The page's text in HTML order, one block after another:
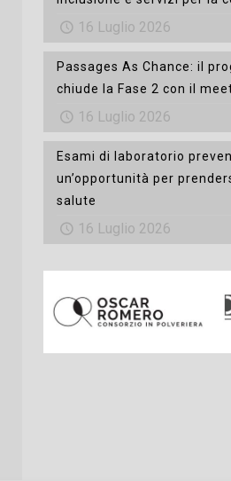
16 Luglio 2026
Passages As Chance: il
chiude la Fase 2 con il
16 Luglio 2026
Esami di laboratorio
un’opportunità per
salute
16 Luglio 2026